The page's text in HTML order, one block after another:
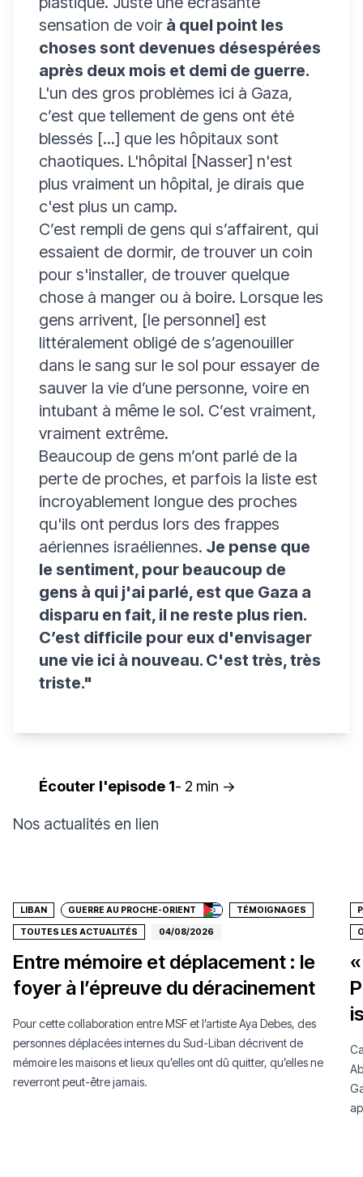
sensation de voir à quel point les
choses sont devenues désespérées
après deux mois et demi de guerre.
L'un des gros problèmes ici à Gaza,
c’est que tellement de gens ont été
blessés [...] que les hôpitaux sont
chaotiques. L'hôpital [Nasser] n'est
plus vraiment un hôpital, je dirais que
c'est plus un camp.
C’est rempli de gens qui s’affairent, qui
essaient de dormir, de trouver un coin
pour s'installer, de trouver quelque
chose à manger ou à boire. Lorsque les
gens arrivent, [le personnel] est
littéralement obligé de s’agenouiller
dans le sang sur le sol pour essayer de
sauver la vie d’une personne, voire en
intubant à même le sol. C’est vraiment,
vraiment extrême.
Beaucoup de gens m’ont parlé de la
perte de proches, et parfois la liste est
incroyablement longue des proches
qu'ils ont perdus lors des frappes
aériennes israéliennes. Je pense que
le sentiment, pour beaucoup de
gens à qui j'ai parlé, est que Gaza a
disparu en fait, il ne reste plus rien.
C’est difficile pour eux d'envisager
une vie ici à nouveau. C'est très, très
triste."
Écouter l'episode 1- 2 min ->
Nos actualités en lien
LIBAN GUERRE AU PROCHE-ORIENT TÉMOIGNAGES
TOUTES LES ACTUALITÉS 04/08/2026
Entre mémoire et déplacement : le
foyer à l’épreuve du déracinement
Pour cette collaboration entre MSF et l’artiste Aya Debes, des
personnes déplacées internes du Sud-Liban décrivent de
mémoire les maisons et lieux qu’elles ont dû quitter, qu’elles ne
reverront peut-être jamais.